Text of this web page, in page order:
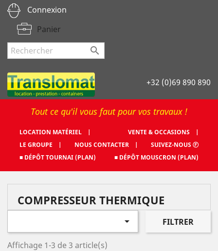
Connexion
Panier

+32 (0)69 890 890
Tout ce qu'il vous faut pour vos travaux !
LOCATION MATÉRIEL |
VENTE & OCCASIONS |
LE GROUPE |
NOUS CONTACTER |
SUIVEZ-NOUS Ⓕ
■ DÉPÔT TOURNAI (PLAN)
■ DÉPÔT MOUSCRON (PLAN)
COMPRESSEUR THERMIQUE
 FILTRER
Affichage 1-3 de 3 article(s)